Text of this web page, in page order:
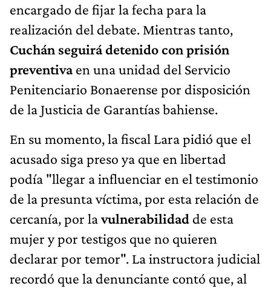
encargado de fijar la fecha para la
realización del debate. Mientras tanto,
Cuchán seguirá detenido con prisión
preventivaen una unidad del Servicio
Penitenciario Bonaerense por disposición
de la Justicia de Garantías bahiense.
En su momento, la fiscal Lara pidió que el
acusado siga preso ya que en libertad
podía "llegar a influenciar en el testimonio
de la presunta víctima, por esta relación de
cercanía, por lavulnerabilidad de esta
mujer y por testigos que no quieren
declarar por temor". La instructora judicial
recordó que la denunciante contó que, al